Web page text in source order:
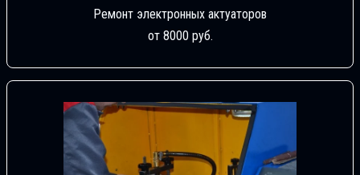
Ремонт электронных актуаторов
от 8000 руб.